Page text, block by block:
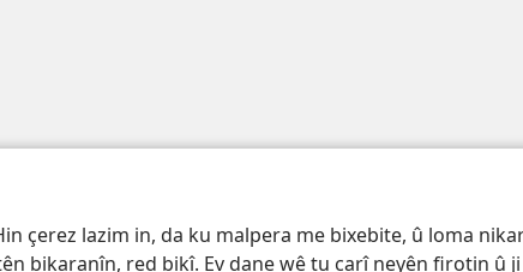
çerez lazim in, da ku malpera me bixebite, û loma
bikaranîn, red bikî. Ev dane wê tu carî neyên firotin û